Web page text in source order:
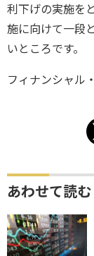
利下げの実施を
施に向けて一段
いところです。
フィナンシャル
あわせて読む